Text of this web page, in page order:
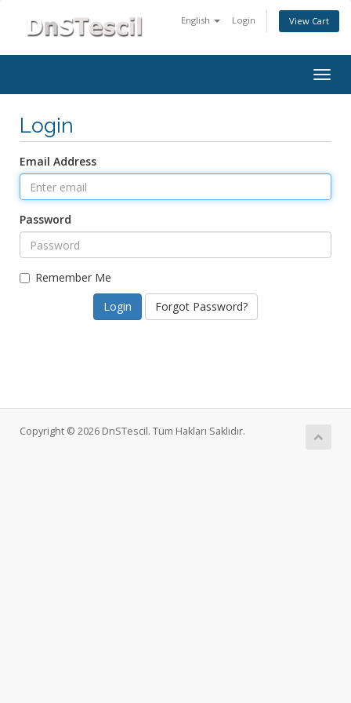
English Login View Cart
Login
Email Address
Password
Remember Me
Forgot Password?
Copyright © 2026 DnSTescil. Tüm Hakları Saklıdır.